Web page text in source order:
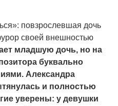
младшую дочь, но на
буквально
Александра
и полностью
уверены: у девушки